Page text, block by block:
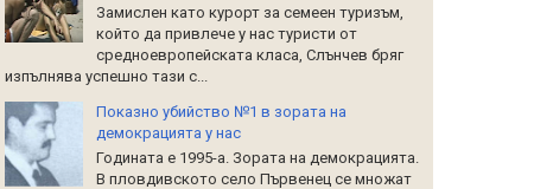
Замислен като курорт за семеен туризъм,
който да привлече у нас туристи от
средноевропейската класа, Слънчев бряг
изпълнява успешно тази с...
Показно убийство №1 в зората на
демокрацията у нас
Годината е 1995-а. Зората на демокрацията.
В пловдивското село Първенец се множат